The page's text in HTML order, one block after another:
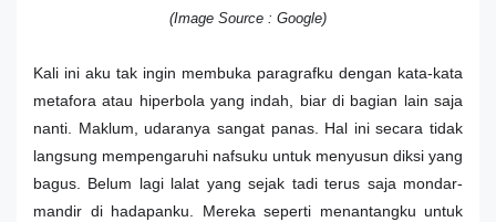
(Image Source : Google)
Kali ini aku tak ingin membuka paragrafku dengan kata-kata
metafora atau hiperbola yang indah, biar di bagian lain saja
nanti. Maklum, udaranya sangat panas. Hal ini secara tidak
langsung mempengaruhi nafsuku untuk menyusun diksi yang
bagus. Belum lagi lalat yang sejak tadi terus saja mondar-
mandir di hadapanku. Mereka seperti menantangku untuk